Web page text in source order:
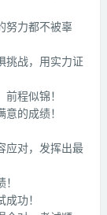
努力都不被辜
挑战，用实力证
程似锦！
的成绩！
应对，发挥出最
功！